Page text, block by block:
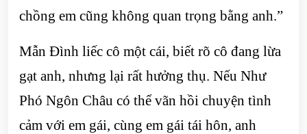
chồng em cũng không quan trọng bằng anh.”
Mẫn Đình liếc cô một cái, biết rõ cô đang lừa
gạt anh, nhưng lại rất hưởng thụ. Nếu Như
Phó Ngôn Châu có thể vãn hồi chuyện tình
cảm với em gái, cùng em gái tái hôn, anh